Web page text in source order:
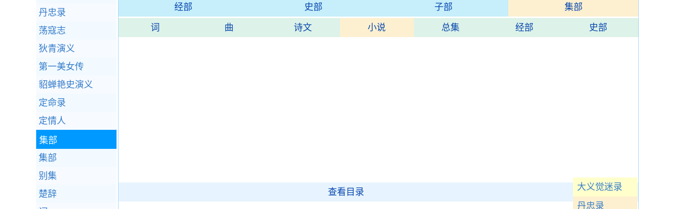
经部 史部 子部 集部
词 曲 诗文 小说 总集 经部 史部
大义觉迷录
丹忠录
查看目录
丹忠录
荡寇志
狄青演义
第一美女传
貂蝉艳史演义
定命录
定情人
集部
集部
别集
楚辞